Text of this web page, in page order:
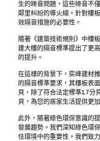
生的噪音問題，這些噪音不
鄰里糾紛的導火線。針對樓
效隔音措施的必要性。
隨著《建築技術規則》中樓
建大樓的隔音標準提出了更
的提升。
在這樣的背景下，奕峰建材
的隔音標準要求，其樓板表
貝，除了符合法定標準17分
貝，為您的居家生活提供更
此外，隨著綠色環保意識的
發展趨勢。我們深知綠色環
住環境中的重要性。我們致